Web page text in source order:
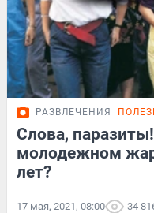
РАЗВЛЕЧЕНИЯ
Слова,
молодежном
лет?
17 мая, 2021, 08:00 34